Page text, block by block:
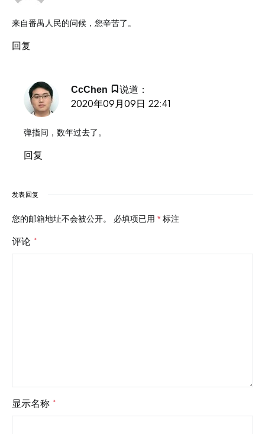
来自番禺人民的问候，您辛苦了。
回复
CcChen
说道：
2020年09月09日 22:41
弹指间，数年过去了。
回复
发表回复
您的邮箱地址不会被公开。 必填项已用 * 标注
评论 *
显示名称 *